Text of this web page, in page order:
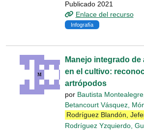
Publicado 2021
Enlace del recurso
Infografía
Manejo integrado
en el cultivo:
artrópodos
por Bautista
Betancourt Vásquez,
Rodríguez Blandón,
Rodríguez Yzquierdo,